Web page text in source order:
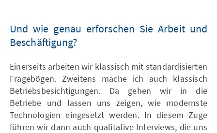
Und wie genau erforschen Sie Arbeit und
Beschäftigung?
Einerseits arbeiten wir klassisch mit standardisierten
Fragebögen. Zweitens mache ich auch klassisch
Betriebsbesichtigungen. Da gehen wir in die
Betriebe und lassen uns zeigen, wie modernste
Technologien eingesetzt werden. In diesem Zuge
führen wir dann auch qualitative Interviews, die uns